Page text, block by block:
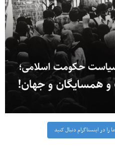
ما را در اینستاگرام دنبال کنید